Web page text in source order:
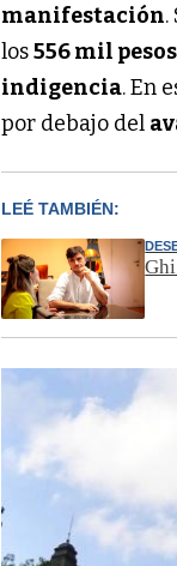
manifestación.
los556 mil pesos
indigencia. En
por debajo del
LEÉ TAMBIÉN: